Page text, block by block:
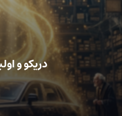
دریکو و